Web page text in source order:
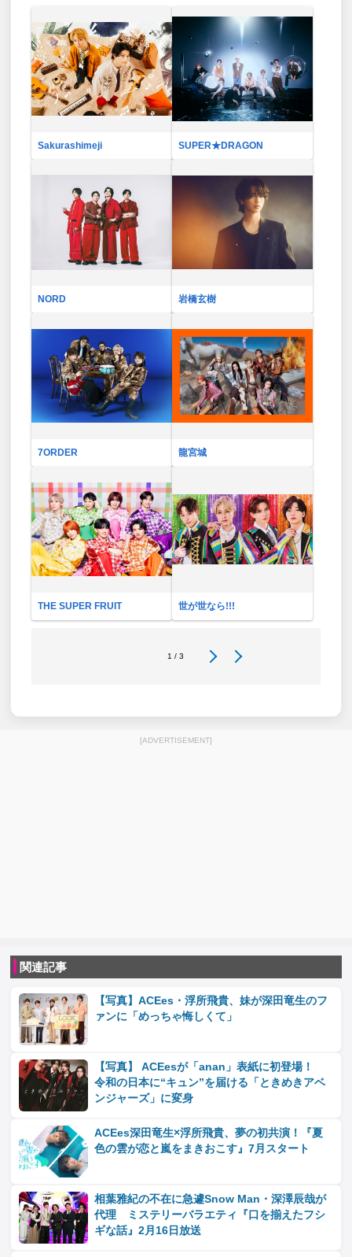
Sakurashimeji SUPER★DRAGON
NORD 岩橋玄樹
7ORDER 龍宮城
THE SUPER FRUIT 世が世なら!!!
1 / 3
[ADVERTISEMENT]
関連記事
【写真】ACEes・浮所飛貴、妹が深田竜生のフ
ァンに「めっちゃ悔しくて」
【写真】 ACEesが「anan」表紙に初登場！
令和の日本に“キュン”を届ける「ときめきアベ
ンジャーズ」に変身
ACEes深田竜生×浮所飛貴、夢の初共演！『夏
色の雲が恋と嵐をまきおこす』7月スタート
相葉雅紀の不在に急遽Snow Man・深澤辰哉が
代理 ミステリーバラエティ『口を揃えたフシ
ギな話』2月16日放送